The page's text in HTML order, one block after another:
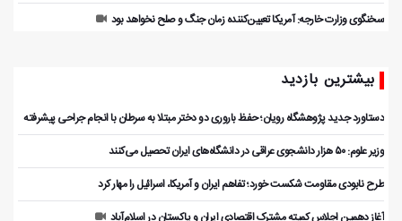
سخنگوی وزارت خارجه: آمریکا تعیین‌کننده زمان جنگ و صلح نخواهد بود
بیشترین بازدید
دستاورد جدید پژوهشگاه رویان؛ حفظ باروری دو دختر مبتلا به سرطان با انجام جراحی پیشرفته
وزیر علوم: ۵۰ هزار دانشجوی عراقی در دانشگاه‌های ایران تحصیل می‌کنند
طرح نابودی مقاومت شکست خورد؛ تفاهم ایران و آمریکا، اسرائیل را مهار کرد